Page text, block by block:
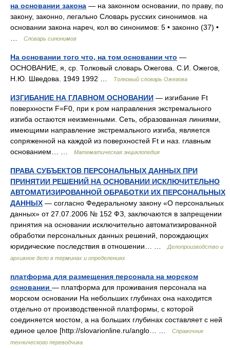
на основании закона — на законном основании, по праву, по
закону, законно, легально Словарь русских синонимов. на
основании закона нареч, кол во синонимов: 5 • законно (37) •
Словарь синонимов
На основании того что, на том основании что —
ОСНОВАНИЕ, я, ср. Толковый словарь Ожегова. С.И. Ожегов,
Н.Ю. Шведова. 1949 1992 …
Толковый словарь Ожегова
ИЗГИБАНИЕ НА ГЛАВНОМ ОСНОВАНИИ — изгибание Ft
поверхности F=F0, при к ром направления экстремального
изгиба остаются неизменными. Сеть, образованная линиями,
имеющими направление экстремального изгиба, является
сопряженной на каждой из поверхностей Ft и наз. главным
основанием… …
Математическая энциклопедия
ПРАВА СУБЪЕКТОВ ПЕРСОНАЛЬНЫХ ДАННЫХ ПРИ
ПРИНЯТИИ РЕШЕНИЙ НА ОСНОВАНИИ ИСКЛЮЧИТЕЛЬНО
АВТОМАТИЗИРОВАННОЙ ОБРАБОТКИ ИХ ПЕРСОНАЛЬНЫХ
ДАННЫХ — согласно Федеральному закону «О персональных
данных» от 27.07.2006 № 152 ФЗ, заключаются в запрещении
принятия на основании исключительно автоматизированной
обработки персональных данных решений, порождающих
юридические последствия в отношении… …
Делопроизводство и
архивное дело в терминах и определениях
платформа для размещения персонала на морском
основании — платформа для проживания персонала на
морском основании На небольших глубинах она находится
отдельно от производственной платформы, с которой
соединяется мостом, а на больших глубинах составляет с ней
единое целое [http://slovarionline.ru/anglo… …
Справочник
технического переводчика